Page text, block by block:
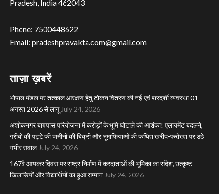
Pradesh, India 462043
Phone: 7500448622
Email: pradeshpravakta.com@gmail.com
ताज़ा ख़बरें
भोपाल मंडल पर तत्काल आरक्षण हेतु टोकन वितरण की नई एवं पारदर्शी व्यवस्था 01
अगस्त 2026 से लागूJuly 24, 2026
अशोकनगर बायपास परियोजना में करोड़ों के भूमि घोटाले की आशंका! एलायमेंट बदलने,
गरीबों की पट्टे की जमीनों की बिक्री और भूमाफियाओं की कथित खरीद-फरोख्त पर उठे
गंभीर सवालJuly 24, 2026
167वें आयकर दिवस पर राष्ट्र निर्माण में करदाताओं की भूमिका का संदेश, उत्कृष्ट
खिलाड़ियों और विद्यार्थियों का हुआ सम्मानJuly 24, 2026